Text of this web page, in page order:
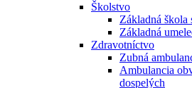
Školstvo
Základná škola
Základná
Zdravotníctvo
Zubná
Ambulancia
dospelých